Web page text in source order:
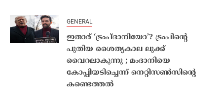
GENERAL
ഇതാര് ‘ട്രംപ്ദാനിയോ’? ട്രംപിന്റെ
പുതിയ ശൈത്യകാല ലുക്ക്
വൈറലാകുന്നു ; മംദാനിയെ
കോപ്പിയടിച്ചെന്ന് നെറ്റിസണ്‍സിന്റെ
കണ്ടെത്തല്‍